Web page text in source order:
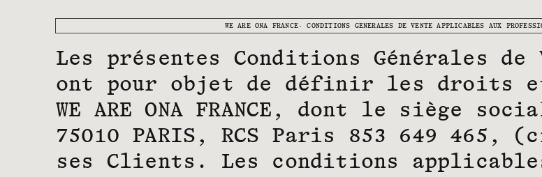
WE ARE ONA FRANCE- CONDITIONS GENERALES DE VENTE APPLICABLES AUX
Les présentes Conditions Générales
ont pour objet de définir les droits
WE ARE ONA FRANCE, dont le siège
75010 PARIS, RCS Paris 853 649 465,
ses Clients. Les conditions